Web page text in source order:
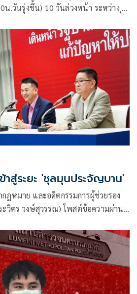
น.วันรุ่งขึ้น) 10 วันล่วงหน้า ระหว่าง ุ2
:
าสู่ระยะ 'ชุลมุนประจัญบาน'
ฎหมาย และอดีตกรรมการผู้ช่วยรอง
วิตร วงษ์สุวรรณ) โพสต์ข้อความผ่าน